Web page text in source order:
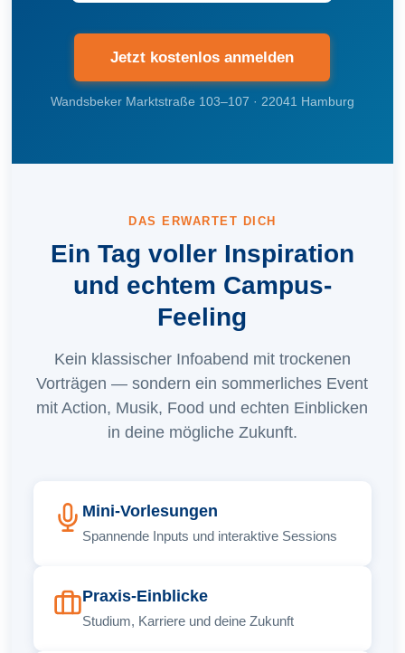
Jetzt kostenlos anmelden
Wandsbeker Marktstraße 103–107 · 22041 Hamburg
DAS ERWARTET DICH
Ein Tag voller Inspiration
und echtem Campus-
Feeling
Kein klassischer Infoabend mit trockenen
Vorträgen — sondern ein sommerliches Event
mit Action, Musik, Food und echten Einblicken
in deine mögliche Zukunft.
Mini-Vorlesungen
Spannende Inputs und interaktive Sessions
Praxis-Einblicke
Studium, Karriere und deine Zukunft